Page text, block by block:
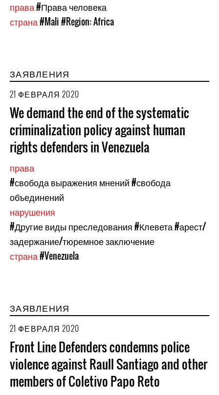
права#Права человека
страна#Mali#Region: Africa
ЗАЯВЛЕНИЯ
21 ФЕВРАЛЯ 2020
We demand the end of the systematic
criminalization policy against human
rights defenders in Venezuela
права
#свобода выражения мнений#свобода
объединений
нарушения
#Другие виды преследования#Клевета#арест/
задержание/тюремное заключение
страна#Venezuela
ЗАЯВЛЕНИЯ
21 ФЕВРАЛЯ 2020
Front Line Defenders condemns police
violence against Raull Santiago and other
members of Coletivo Papo Reto